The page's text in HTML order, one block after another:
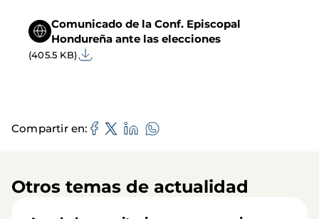
Comunicado de la Conf. Episcopal
Hondureña ante las elecciones
(405.5 KB)
Compartir en
Otros temas de actualidad